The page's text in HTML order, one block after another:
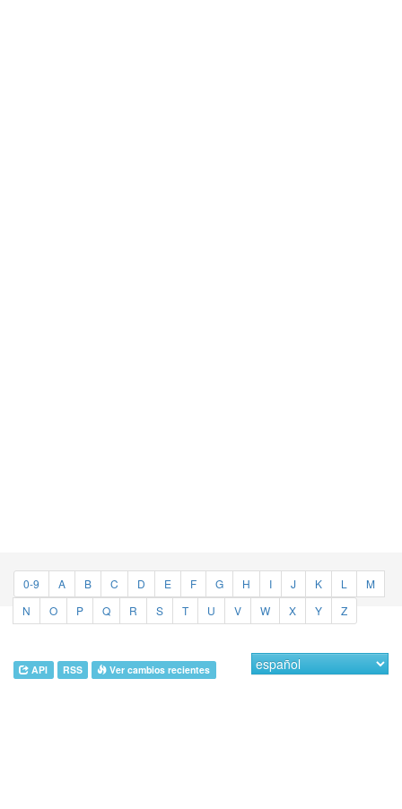
0-9 A B C D E F G H I J K L
M
N
O P Q R S T U V W X Y Z
API RSS Ver cambios recientes